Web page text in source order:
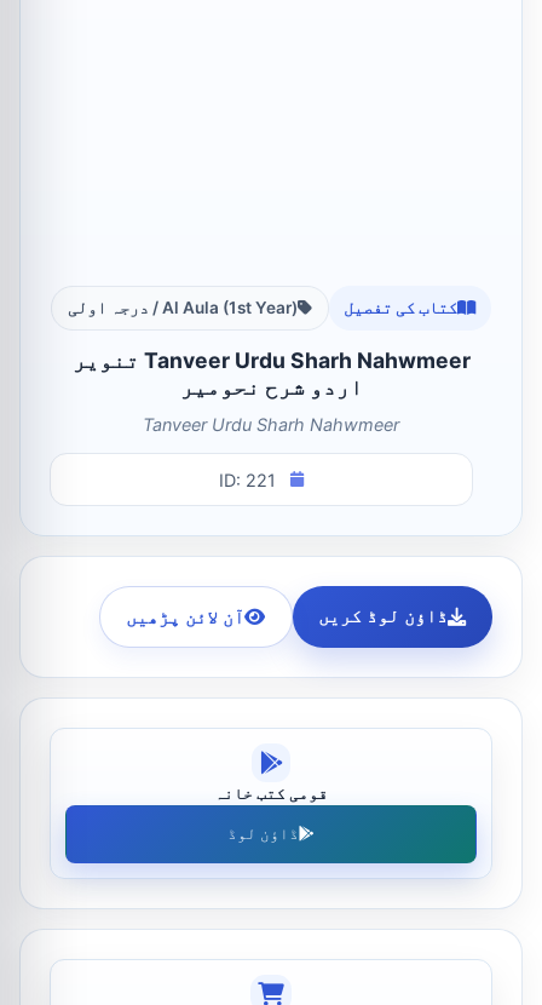
کتاب کی تفصیل Al Aula (1st Year) / درجہ اولی
Tanveer Urdu Sharh Nahwmeer تنویر
اردو شرح نحومیر
Tanveer Urdu Sharh Nahwmeer
ID: 221
ڈاؤن لوڈ کریں آن لائن پڑھیں
قومی کتب خانہ
ڈاؤن لوڈ